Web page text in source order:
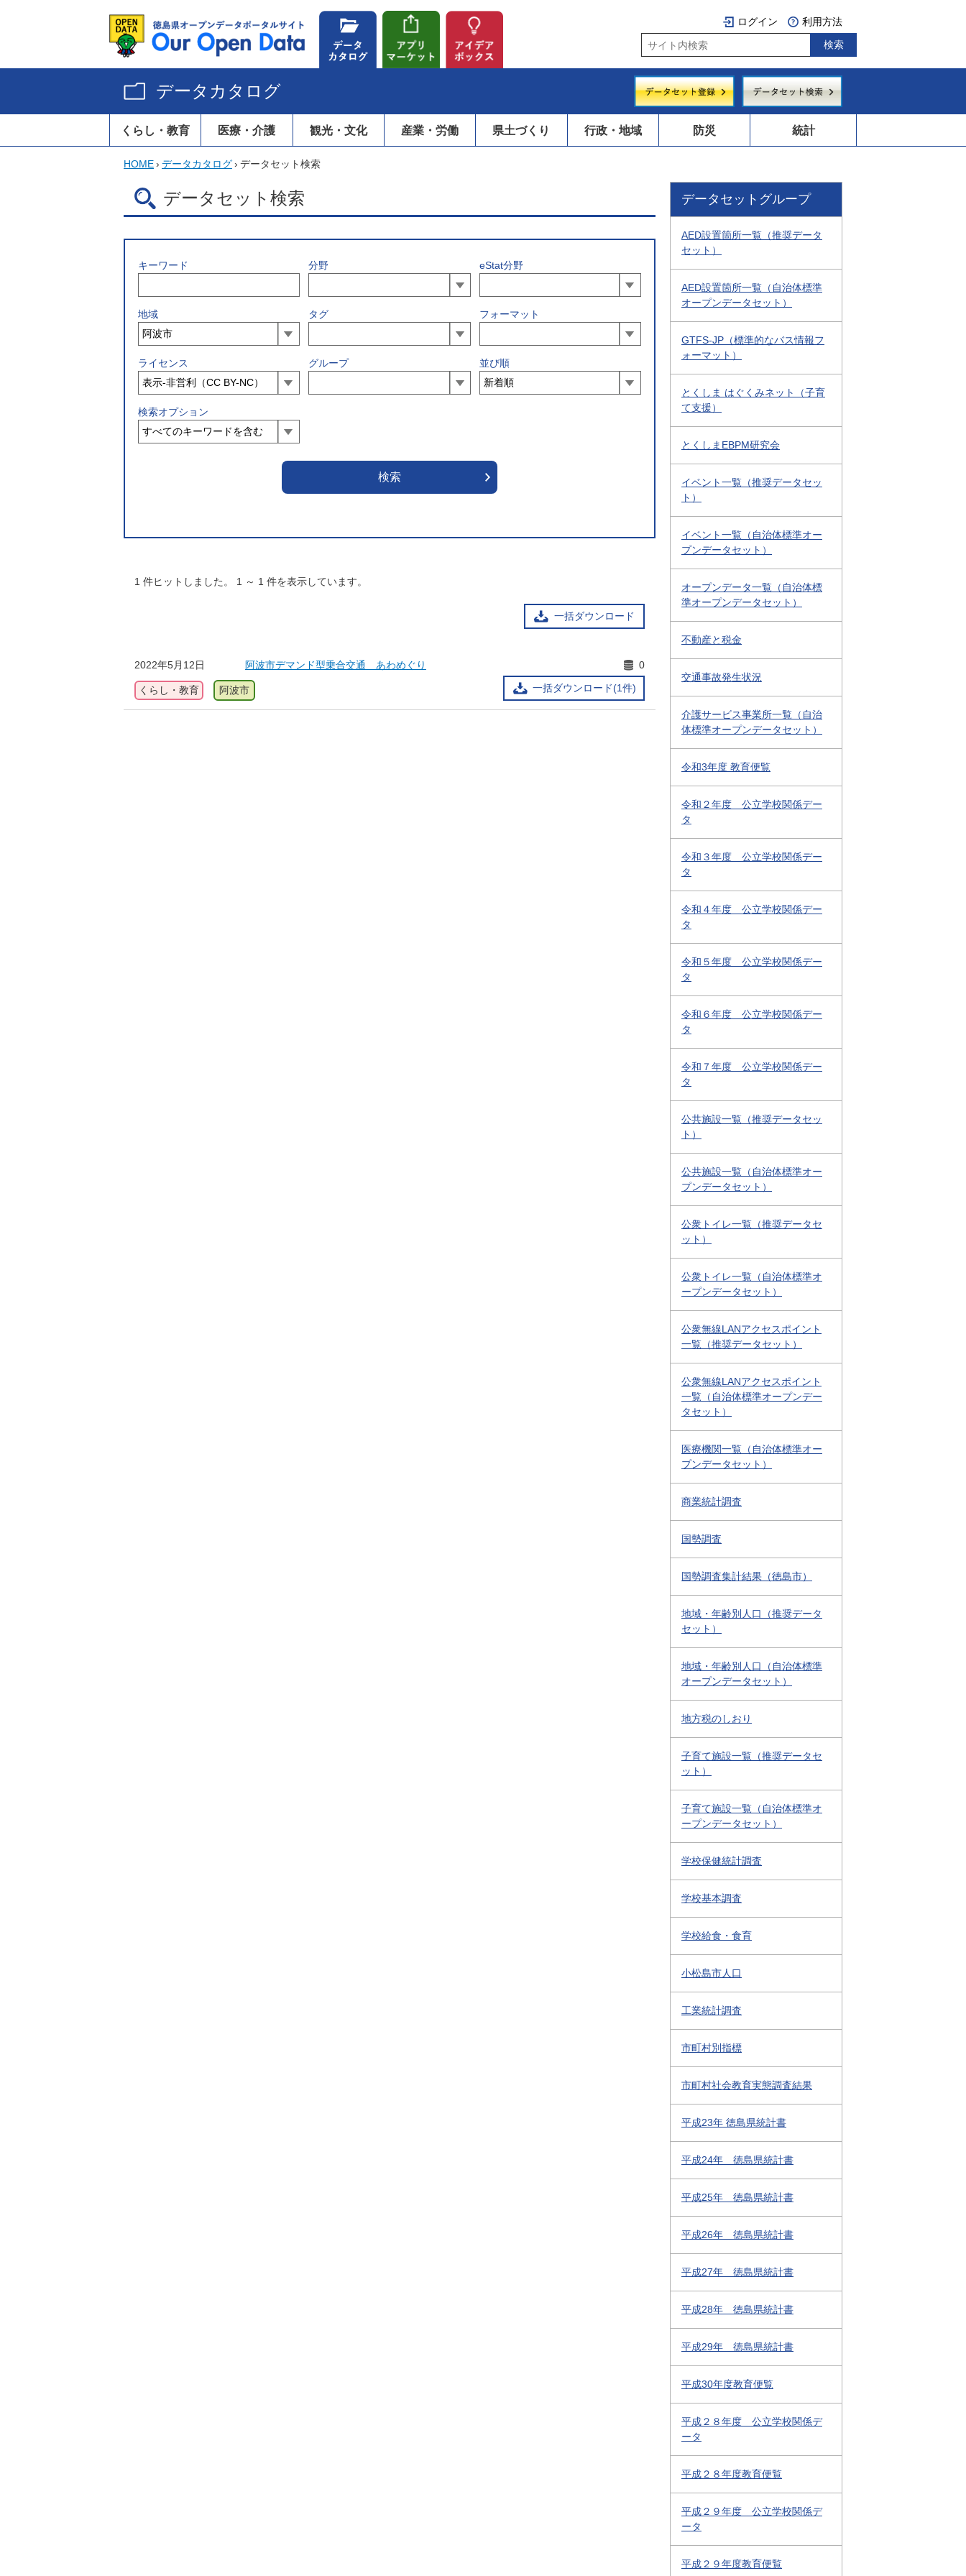
ログイン 利用方法
データカタログ
くらし・教育 医療・介護 観光・文化 産業・労働 県土づくり 行政・地域 防災 統計
HOME› データカタログ› データセット検索
データセット検索
キーワード 分野 eStat分野
地域 タグ フォーマット
ライセンス グループ 並び順
検索オプション
1 件ヒットしました。 1 ～ 1 件を表示しています。
一括ダウンロード
2022年5月12日
阿波市デマンド型乗合交通 あわめぐり
一括ダウンロード(1件)
0
くらし・教育 阿波市
データセットグループ
AED設置箇所一覧（推奨データ
セット）
AED設置箇所一覧（自治体標準
オープンデータセット）
GTFS-JP（標準的なバス情報フ
ォーマット）
とくしま はぐくみネット（子育
て支援）
とくしまEBPM研究会
イベント一覧（推奨データセッ
ト）
イベント一覧（自治体標準オー
プンデータセット）
オープンデータ一覧（自治体標
準オープンデータセット）
不動産と税金
交通事故発生状況
介護サービス事業所一覧（自治
体標準オープンデータセット）
令和3年度 教育便覧
令和２年度 公立学校関係デー
タ
令和３年度 公立学校関係デー
タ
令和４年度 公立学校関係デー
タ
令和５年度 公立学校関係デー
タ
令和６年度 公立学校関係デー
タ
令和７年度 公立学校関係デー
タ
公共施設一覧（推奨データセッ
ト）
公共施設一覧（自治体標準オー
プンデータセット）
公衆トイレ一覧（推奨データセ
ット）
公衆トイレ一覧（自治体標準オ
ープンデータセット）
公衆無線LANアクセスポイント
一覧（推奨データセット）
公衆無線LANアクセスポイント
一覧（自治体標準オープンデー
タセット）
医療機関一覧（自治体標準オー
プンデータセット）
商業統計調査
国勢調査
国勢調査集計結果（徳島市）
地域・年齢別人口（推奨データ
セット）
地域・年齢別人口（自治体標準
オープンデータセット）
地方税のしおり
子育て施設一覧（推奨データセ
ット）
子育て施設一覧（自治体標準オ
ープンデータセット）
学校保健統計調査
学校基本調査
学校給食・食育
小松島市人口
工業統計調査
市町村別指標
市町村社会教育実態調査結果
平成23年 徳島県統計書
平成24年 徳島県統計書
平成25年 徳島県統計書
平成26年 徳島県統計書
平成27年 徳島県統計書
平成28年 徳島県統計書
平成29年 徳島県統計書
平成30年度教育便覧
平成２８年度 公立学校関係デ
ータ
平成２８年度教育便覧
平成２９年度 公立学校関係デ
ータ
平成２９年度教育便覧